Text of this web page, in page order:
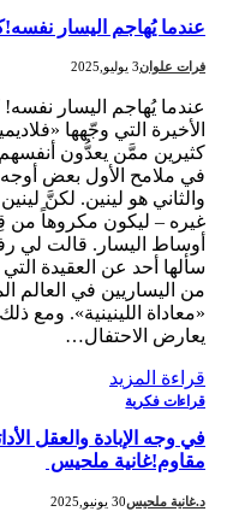
عندما يُهاجم اليسار
فرات علوان3 يوليو,2025
عندما يُهاجم اليسار نفسه!
الأخيرة التي وجّهها
كثيرين ممَّن يعدُّون أنفسهم
في ملامح الأول بعض أوجه
والثاني هو لينين. لكنَّ لينين
غيره – ليكون مكروهاً من
أوساط اليسار. قالت لي
سألها أحد عن العقيدة التي
من اليساريين في العالم
«معاداة اللينينية». ومع
يعارض الاحتفال…
قراءة المزيد
قراءات فكرية
في وجه الإبادة والعقل
مقاوم!غانية ملحيس
د.غانية ملحيس30 يونيو,2025